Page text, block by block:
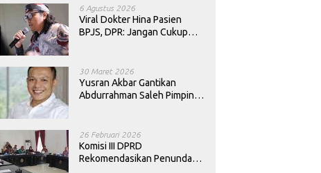
6 Agustus 2026
Viral Dokter Hina Pasien
BPJS, DPR: Jangan Cukup
30 Maret 2026
Yusran Akbar Gantikan
Abdurrahman Saleh Pimpin
26 Februari 2026
Komisi III DPRD
Rekomendasikan Penundaan